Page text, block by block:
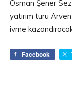
Osman Şener
yatırım turu
ivme
Facebook